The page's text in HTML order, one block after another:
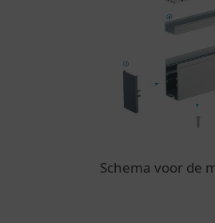
Schema voor de